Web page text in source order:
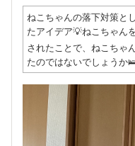
ねこちゃんの落下対策と
たアイデア💡ねこちゃん
されたことで、ねこちゃ
たのではないでしょうか